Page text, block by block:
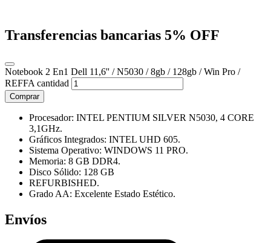
Transferencias bancarias 5% OFF
Notebook 2 En1 Dell 11,6'' / N5030 / 8gb / 128gb / Win Pro /
REFFA cantidad
Comprar
Procesador: INTEL PENTIUM SILVER N5030, 4 CORE
3,1GHz.
Gráficos Integrados: INTEL UHD 605.
Sistema Operativo: WINDOWS 11 PRO.
Memoria: 8 GB DDR4.
Disco Sólido: 128 GB
REFURBISHED.
Grado AA: Excelente Estado Estético.
Envíos